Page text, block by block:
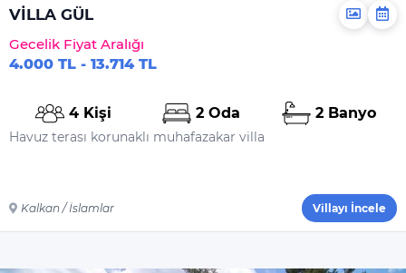
VİLLA GÜL
Gecelik Fiyat Aralığı
4.000 TL - 13.714 TL
4 Kişi 2 Oda 2 Banyo
Havuz terası korunaklı muhafazakar villa
Kalkan / İslamlar Villayı İncele